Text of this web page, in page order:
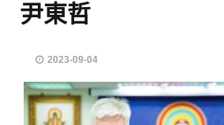
尹東哲
2023-09-04